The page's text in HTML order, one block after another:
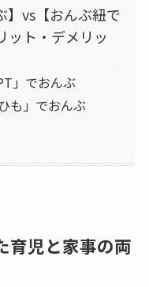
】vs【おんぶ紐で
ット・デメリッ
」でおんぶ
も」でおんぶ
育児と家事の両